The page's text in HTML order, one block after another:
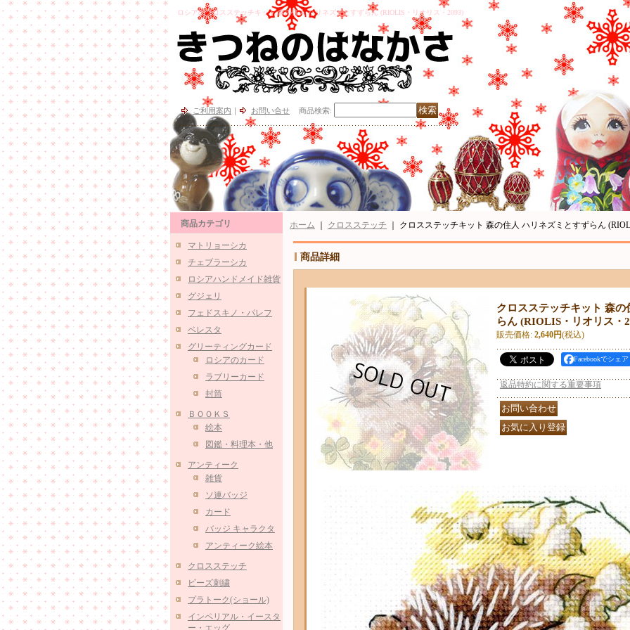
ロシアのクロスステッチキット 森の住人 ハリネズミとすずらん (RIOLIS・リオリス・2093)
ご利用案内 ｜ お問い合せ 商品検索:
商品カテゴリ
マトリョーシカ
チェブラーシカ
ロシアハンドメイド雑貨
グジェリ
フェドスキノ・パレフ
ベレスタ
グリーティングカード
ロシアのカード
ラブリーカード
封筒
ＢＯＯＫＳ
絵本
図鑑・料理本・他
アンティーク
雑貨
ソ連バッジ
カード
バッジ キャラクタ
アンティーク絵本
クロスステッチ
ビーズ刺繍
プラトーク(ショール)
インペリアル・イースタ
ー・エッグ
ホーム クロスステッチ クロスステッチキット 森の住人 ハリネズミとすずらん
商品詳細
クロスステッチキット 森
らん (RIOLIS・リオリス・
販売価格: 2,640円(税込)
Facebookでシェア
返品特約に関する重要事項